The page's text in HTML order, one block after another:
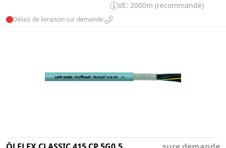
VE: 2000m (recommandé)
Délais de livraison sur demande